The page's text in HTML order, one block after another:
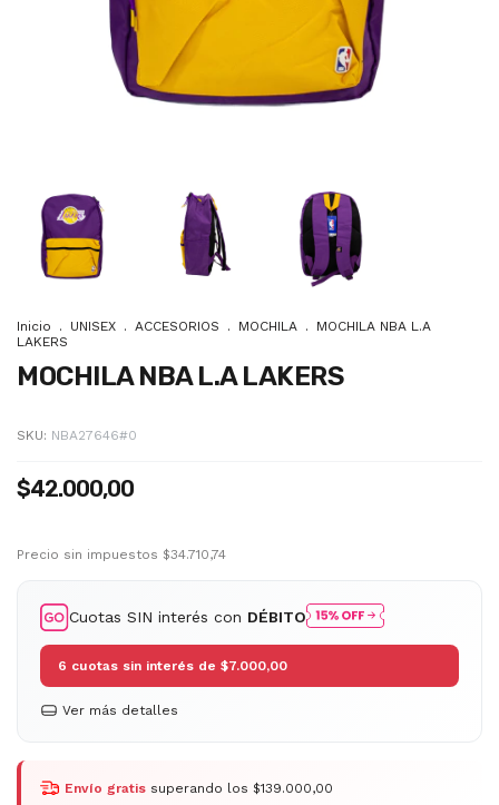
Inicio . UNISEX . ACCESORIOS . MOCHILA .
MOCHILA NBA L.A
LAKERS
MOCHILA NBA L.A LAKERS
SKU: NBA27646#0
$42.000,00
Precio sin impuestos $34.710,74
Cuotas SIN interés con DÉBITO
6 cuotas sin interés de $7.000,00
Ver más detalles
Envío gratis superando los $139.000,00